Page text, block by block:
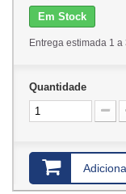
Em Stock
Entrega estimada 1
Quantidade